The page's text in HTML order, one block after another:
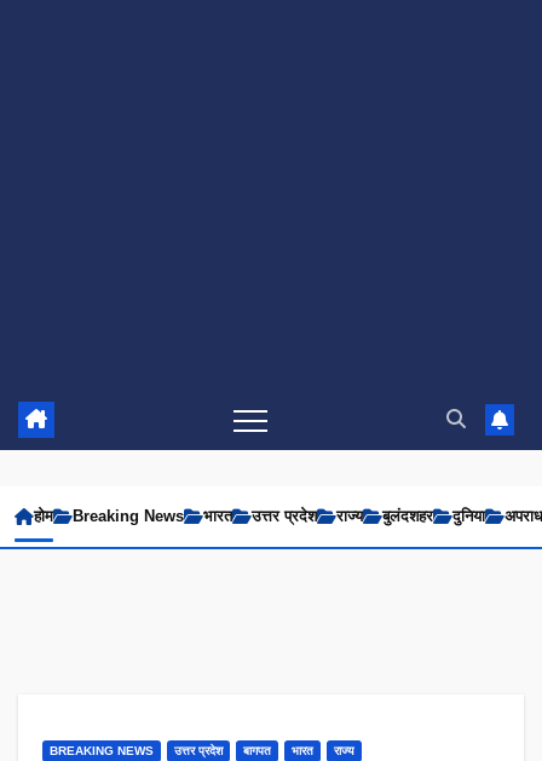
होम Breaking News भारत उत्तर प्रदेश राज्य बुलंदशहर दुनिया अपराध
BREAKING NEWS उत्तर प्रदेश बागपत भारत राज्य